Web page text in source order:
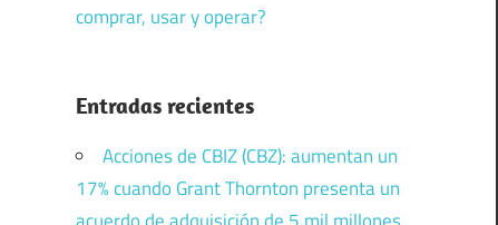
comprar, usar y operar?
Entradas recientes
Acciones de CBIZ (CBZ): aumentan un
17% cuando Grant Thornton presenta un